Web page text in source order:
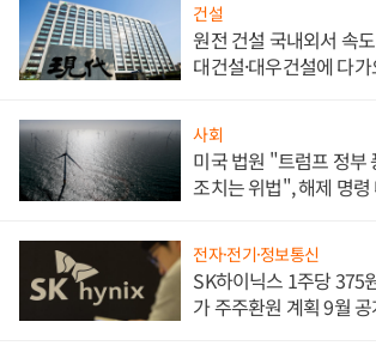
건설
원전 건설 국내외서 속
대건설·대우건설에 다
사회
미국 법원 "트럼프 정부
조치는 위법", 해제 명령
전자·전기·정보통신
SK하이닉스 1주당 375
가 주주환원 계획 9월